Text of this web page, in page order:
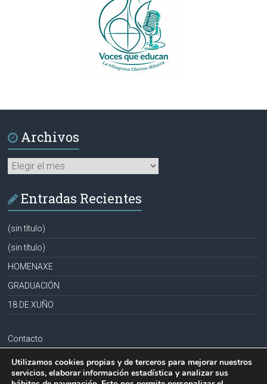
Archivos
Archivos
Entradas Recientes
(sin título)
(sin título)
HOMENAXE
GRADUACIÓN
18 DE XUÑO
Contacto
Aviso legal
Política de privacidad
Utilizamos cookies propias y de terceros para mejorar nuestros
servicios, elaborar información estadística y analizar sus